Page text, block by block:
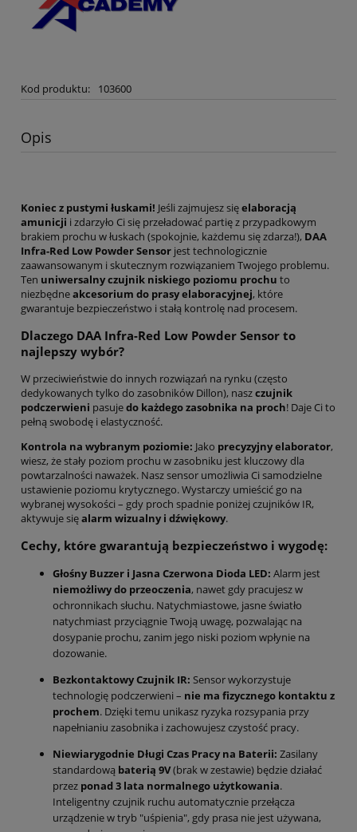
Kod produktu: 103600
Opis
Koniec z pustymi łuskami! Jeśli zajmujesz sięelaboracją
amunicji i zdarzyło Ci się przeładować partię z przypadkowym
brakiem prochu w łuskach (spokojnie, każdemu się zdarza!), DAA
Infra-Red Low Powder Sensor jest technologicznie
zaawansowanym i skutecznym rozwiązaniem Twojego problemu.
Ten uniwersalny czujnik niskiego poziomu prochu to
niezbędneakcesorium do prasy elaboracyjnej, które
gwarantuje bezpieczeństwo i stałą kontrolę nad procesem.
Dlaczego DAA Infra-Red Low Powder Sensor to
najlepszy wybór?
W przeciwieństwie do innych rozwiązań na rynku (często
dedykowanych tylko do zasobników Dillon), naszczujnik
podczerwieni pasujedo każdego zasobnika na proch! Daje Ci to
pełną swobodę i elastyczność.
Kontrola na wybranym poziomie: Jako precyzyjny elaborator,
wiesz, że stały poziom prochu w zasobniku jest kluczowy dla
powtarzalności naważek. Nasz sensor umożliwia Ci samodzielne
ustawienie poziomu krytycznego. Wystarczy umieścić go na
wybranej wysokości – gdy proch spadnie poniżej czujników IR,
aktywuje sięalarm wizualny i dźwiękowy.
Cechy, które gwarantują bezpieczeństwo i wygodę:
Głośny Buzzer i Jasna Czerwona Dioda LED: Alarm jest
niemożliwy do przeoczenia, nawet gdy pracujesz w
ochronnikach słuchu. Natychmiastowe, jasne światło
natychmiast przyciągnie Twoją uwagę, pozwalając na
dosypanie prochu, zanim jego niski poziom wpłynie na
dozowanie.
Bezkontaktowy Czujnik IR: Sensor wykorzystuje
technologię podczerwieni – nie ma fizycznego kontaktu z
prochem. Dzięki temu unikasz ryzyka rozsypania przy
napełnianiu zasobnika i zachowujesz czystość pracy.
Niewiarygodnie Długi Czas Pracy na Baterii: Zasilany
standardową baterią 9V(brak w zestawie) będzie działać
przez ponad 3 lata normalnego użytkowania.
Inteligentny czujnik ruchu automatycznie przełącza
urządzenie w tryb "uśpienia", gdy prasa nie jest używana,